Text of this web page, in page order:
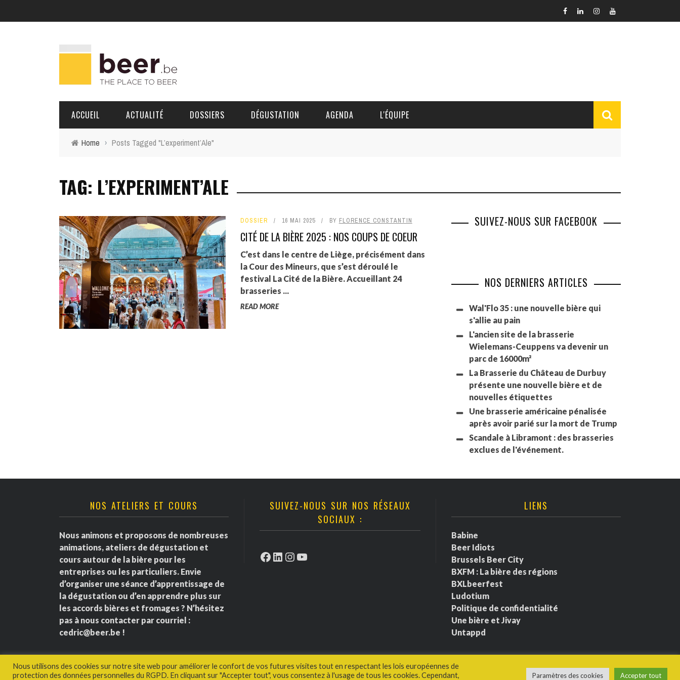
ACCUEIL ACTUALITÉ DOSSIERS
PORTRAITS
DÉGUSTATION AGENDA L'ÉQUIPE
HÉLÈNE SPITAELS
AGALMA PADAW0NE
JEREMY KUPROWSKI
Home › Posts Tagged "L’experiment’Ale"
TAG: L’EXPERIMENT’ALE
DOSSIER 16 MAI 2025 BY FLORENCE CONSTANTIN
CITÉ DE LA BIÈRE 2025 : NOS COUPS DE COEUR
C’est dans le centre de Liège, précisément dans
la Cour des Mineurs, que s’est déroulé le
festival La Cité de la Bière. Accueillant 24
brasseries ...
READ MORE
SUIVEZ-NOUS SUR FACEBOOK
NOS DERNIERS ARTICLES
Wal'Flo 35 : une nouvelle bière qui
s'allie au pain
L'ancien site de la brasserie
Wielemans-Ceuppens va devenir un
parc de 16000m²
La Brasserie du Château de Durbuy
présente une nouvelle bière et de
nouvelles étiquettes
Une brasserie américaine pénalisée
après avoir parié sur la mort de Trump
Scandale à Libramont : des brasseries
exclues de l'événement.
NOS ATELIERS ET COURS
Nous animons et proposons de nombreuses
animations, ateliers de dégustation et
cours autour de la bière pour les
entreprises ou les particuliers. Envie
d’organiser une séance d’apprentissage de
la dégustation ou d’en apprendre plus sur
les accords bières et fromages ? N’hésitez
pas à nous contacter par courriel :
cedric@beer.be !
SUIVEZ-NOUS SUR NOS RÉSEAUX
SOCIAUX :
Facebook
LinkedIn
Instagram
YouTube
LIENS
Babine
Beer Idiots
Brussels Beer City
BXFM : La bière des régions
BXLbeerfest
Ludotium
Politique de confidentialité
Une bière et Jivay
Untappd
Nous utilisons des cookies sur notre site web pour améliorer le confort de vos futures visites tout en respectant les lois européennes de
protection des données personnelles du RGPD. En cliquant sur "Accepter tout", vous consentez à l'usage de tous les cookies. Cependant,
Paramètres des cookies Accepter tout